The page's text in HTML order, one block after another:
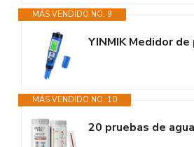
MÁS VENDIDO NO. 9
MÁS VENDIDO NO. 10